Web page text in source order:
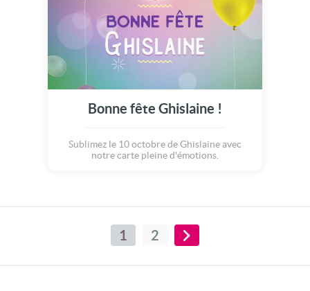
Bonne fête Ghislaine !
Sublimez le 10 octobre de Ghislaine avec
notre carte pleine d'émotions.
1 2